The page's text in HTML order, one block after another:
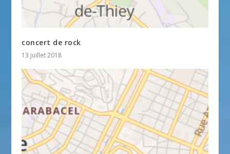
concert de rock
13 juillet 2018